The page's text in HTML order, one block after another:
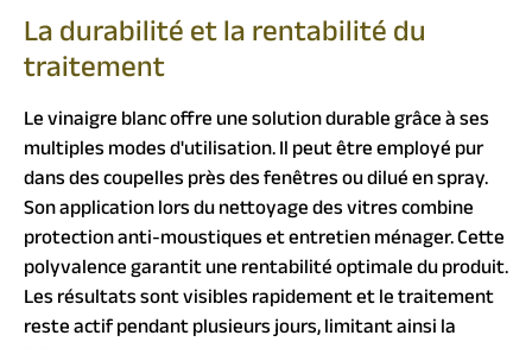
La durabilité et la rentabilité du
traitement
Le vinaigre blanc offre une solution durable grâce à ses
multiples modes d'utilisation. Il peut être employé pur
dans des coupelles près des fenêtres ou dilué en spray.
Son application lors du nettoyage des vitres combine
protection anti-moustiques et entretien ménager. Cette
polyvalence garantit une rentabilité optimale du produit.
Les résultats sont visibles rapidement et le traitement
reste actif pendant plusieurs jours, limitant ainsi la